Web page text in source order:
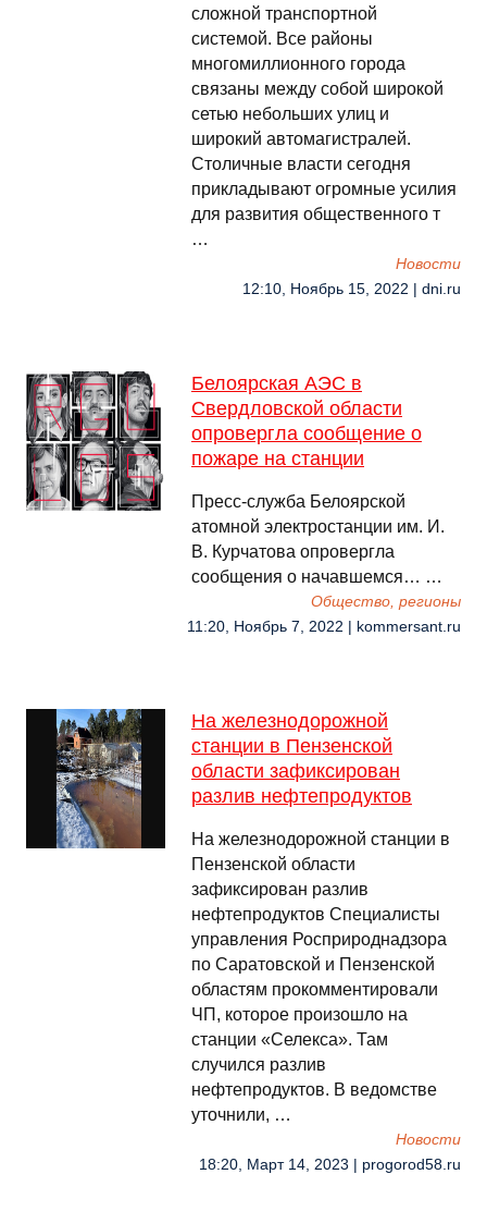
сложной транспортной
системой. Все районы
многомиллионного города
связаны между собой широкой
сетью небольших улиц и
широкий автомагистралей.
Столичные власти сегодня
прикладывают огромные усилия
для развития общественного т
…
Новости
12:10, Ноябрь 15, 2022 | dni.ru
Белоярская АЭС в
Свердловской области
опровергла сообщение о
пожаре на станции
Пресс-служба Белоярской
атомной электростанции им. И.
В. Курчатова опровергла
сообщения о начавшемся… …
Общество, регионы
11:20, Ноябрь 7, 2022 | kommersant.ru
На железнодорожной
станции в Пензенской
области зафиксирован
разлив нефтепродуктов
На железнодорожной станции в
Пензенской области
зафиксирован разлив
нефтепродуктов Специалисты
управления Росприроднадзора
по Саратовской и Пензенской
областям прокомментировали
ЧП, которое произошло на
станции «Селекса». Там
случился разлив
нефтепродуктов. В ведомстве
уточнили, …
Новости
18:20, Март 14, 2023 | progorod58.ru